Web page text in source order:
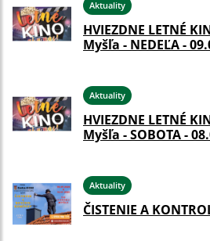
Aktuality
HVIEZDNE LETNÉ
Myšľa - NEDEĽA -
Aktuality
HVIEZDNE LETNÉ
Myšľa - SOBOTA -
Aktuality
ČISTENIE A